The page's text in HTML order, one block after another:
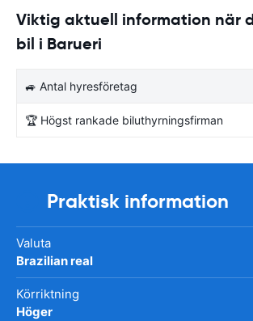
Viktig aktuell information när
bil i Barueri
🚙 Antal hyresföretag
🏆 Högst rankade biluthyrningsfirman
Praktisk information
Valuta
Brazilian real
Körriktning
Höger